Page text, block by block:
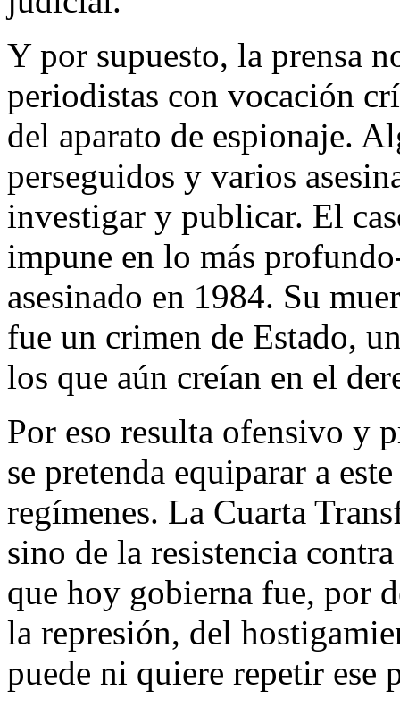
Y por supuesto, la prensa
periodistas con vocación
del aparato de espionaje.
perseguidos y varios
investigar y publicar. El
impune en lo más
asesinado en 1984. Su
fue un crimen de Estado,
los que aún creían en el
Por eso resulta ofensivo y
se pretenda equiparar a
regímenes. La Cuarta
sino de la resistencia
que hoy gobierna fue, por
la represión, del
puede ni quiere repetir ese